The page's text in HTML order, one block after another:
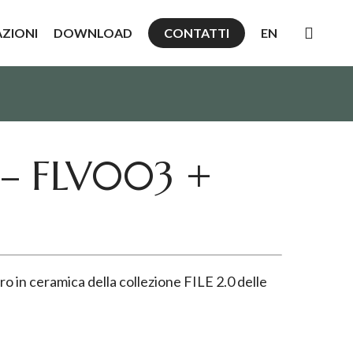
DOWNLOAD CONTATTI EN
FLV003 +
in ceramica della collezione FILE 2.0 delle